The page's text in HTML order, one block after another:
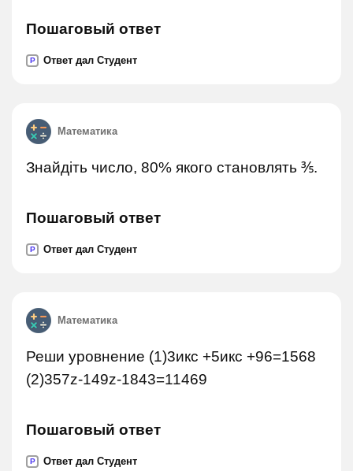
Пошаговый ответ
P Ответ дал Студент
Математика
Знайдіть число, 80% якого становлять ⅗.
Пошаговый ответ
P Ответ дал Студент
Математика
Реши уровнение (1)3икс +5икс +96=1568
(2)357z-149z-1843=11469
Пошаговый ответ
P Ответ дал Студент